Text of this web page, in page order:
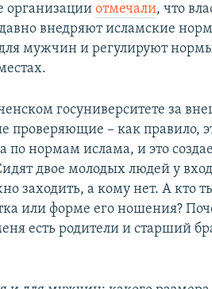
организации отмечали, что
внедряют исламские
мужчин и регулируют
госуниверситете за
проверяющие – как
по нормам ислама, и это
двое молодых людей у
заходить, а кому нет. А кто
или форме его ношения?
есть родители и старший